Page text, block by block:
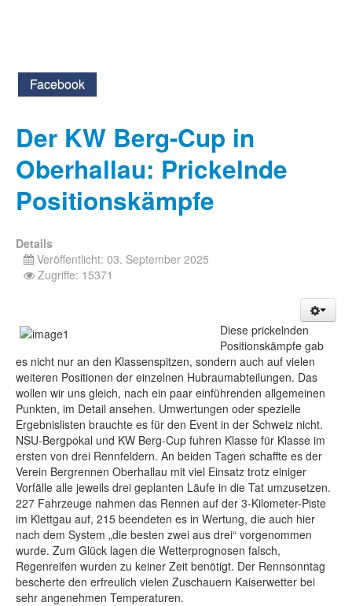
Facebook
Der KW Berg-Cup in
Oberhallau: Prickelnde
Positionskämpfe
Details
Veröffentlicht: 03. September 2025
Zugriffe: 15371
Diese prickelnden
Positionskämpfe gab
es nicht nur an den Klassenspitzen, sondern auch auf vielen
weiteren Positionen der einzelnen Hubraumabteilungen. Das
wollen wir uns gleich, nach ein paar einführenden allgemeinen
Punkten, im Detail ansehen. Umwertungen oder spezielle
Ergebnislisten brauchte es für den Event in der Schweiz nicht.
NSU-Bergpokal und KW Berg-Cup fuhren Klasse für Klasse im
ersten von drei Rennfeldern. An beiden Tagen schaffte es der
Verein Bergrennen Oberhallau mit viel Einsatz trotz einiger
Vorfälle alle jeweils drei geplanten Läufe in die Tat umzusetzen.
227 Fahrzeuge nahmen das Rennen auf der 3-Kilometer-Piste
im Klettgau auf, 215 beendeten es in Wertung, die auch hier
nach dem System „die besten zwei aus drei“ vorgenommen
wurde. Zum Glück lagen die Wetterprognosen falsch,
Regenreifen wurden zu keiner Zeit benötigt. Der Rennsonntag
bescherte den erfreulich vielen Zuschauern Kaiserwetter bei
sehr angenehmen Temperaturen.